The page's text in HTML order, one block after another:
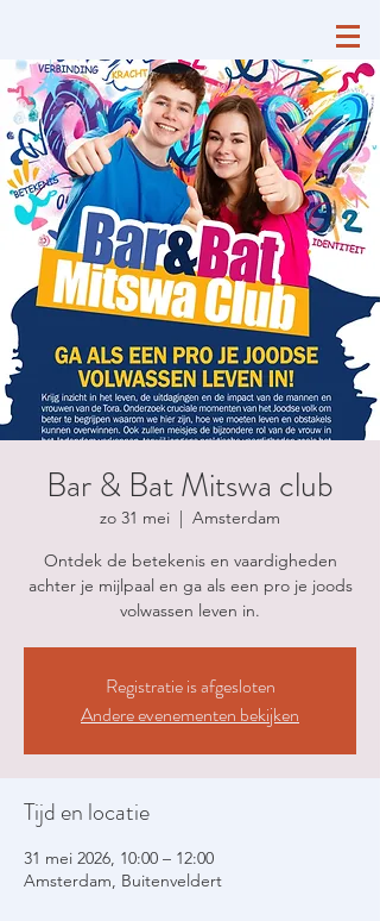
Bar & Bat Mitswa club
zo 31 mei
  |
Amsterdam
Ontdek de betekenis en vaardigheden
achter je mijlpaal en ga als een pro je joods
volwassen leven in.
Registratie is afgesloten
Andere evenementen bekijken
Tijd en locatie
31 mei 2026, 10:00 – 12:00
Amsterdam, Buitenveldert